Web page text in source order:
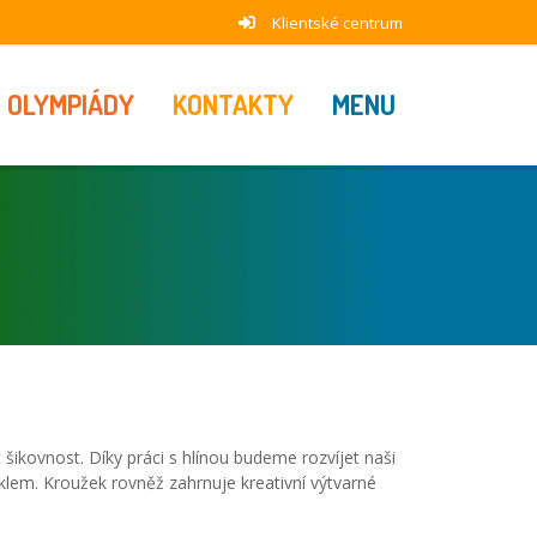
Klientské centrum
OLYMPIÁDY KONTAKTY MENU
Díky práci s hlínou budeme rozvíjet naši
Kroužek rovněž zahrnuje kreativní výtvarné